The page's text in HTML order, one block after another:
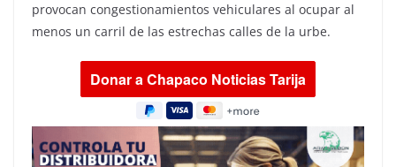
provocan congestionamientos vehiculares al ocupar al
menos un carril de las estrechas calles de la urbe.